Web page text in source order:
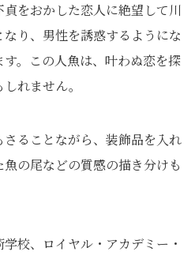
をおかした恋人に絶望して川
り、男性を誘惑するようにな
。この人魚は、叶わぬ恋を探
れません。
ることながら、装飾品を入れ
の尾などの質感の描き分けも
校、ロイヤル・アカデミー・